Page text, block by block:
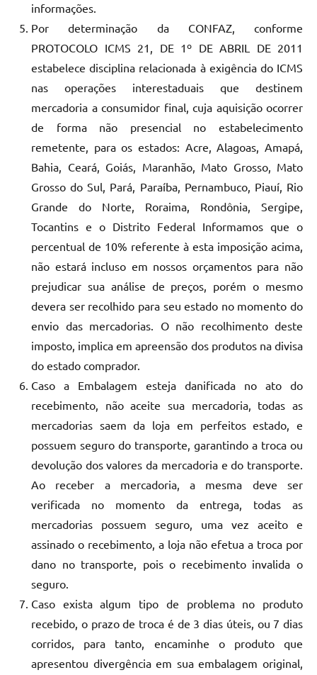
informações.
Por determinação da CONFAZ, conforme
PROTOCOLO ICMS 21, DE 1º DE ABRIL DE 2011
estabelece disciplina relacionada à exigência do ICMS
nas operações interestaduais que destinem
mercadoria a consumidor final, cuja aquisição ocorrer
de forma não presencial no estabelecimento
remetente, para os estados: Acre, Alagoas, Amapá,
Bahia, Ceará, Goiás, Maranhão, Mato Grosso, Mato
Grosso do Sul, Pará, Paraíba, Pernambuco, Piauí, Rio
Grande do Norte, Roraima, Rondônia, Sergipe,
Tocantins e o Distrito Federal Informamos que o
percentual de 10% referente à esta imposição acima,
não estará incluso em nossos orçamentos para não
prejudicar sua análise de preços, porém o mesmo
devera ser recolhido para seu estado no momento do
envio das mercadorias. O não recolhimento deste
imposto, implica em apreensão dos produtos na divisa
do estado comprador.
Caso a Embalagem esteja danificada no ato do
recebimento, não aceite sua mercadoria, todas as
mercadorias saem da loja em perfeitos estado, e
possuem seguro do transporte, garantindo a troca ou
devolução dos valores da mercadoria e do transporte.
Ao receber a mercadoria, a mesma deve ser
verificada no momento da entrega, todas as
mercadorias possuem seguro, uma vez aceito e
assinado o recebimento, a loja não efetua a troca por
dano no transporte, pois o recebimento invalida o
seguro.
Caso exista algum tipo de problema no produto
recebido, o prazo de troca é de 3 dias úteis, ou 7 dias
corridos, para tanto, encaminhe o produto que
apresentou divergência em sua embalagem original,